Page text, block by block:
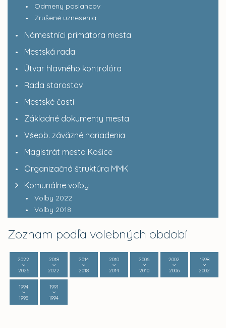
Odmeny poslancov
Zrušené uznesenia
Námestníci primátora mesta
Mestská rada
Útvar hlavného kontrolóra
Rada starostov
Mestské časti
Základné dokumenty mesta
Všeob. záväzné nariadenia
Magistrát mesta Košice
Organizačná štruktúra MMK
Komunálne voľby
Voľby 2022
Voľby 2018
Zoznam podľa volebných období
2022
2026
2018
2022
2014
2018
2010
2014
2006
2010
2002
2006
1998
2002
1994
1998
1991
1994